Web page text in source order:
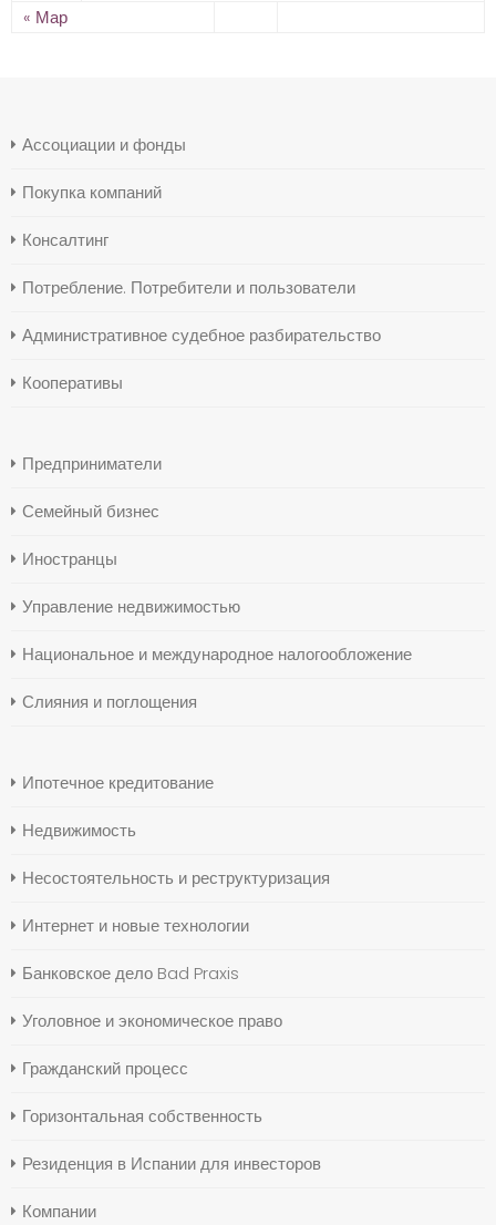
« Мар
Ассоциации и фонды
Покупка компаний
Консалтинг
Потребление. Потребители и пользователи
Административное судебное разбирательство
Кооперативы
Предприниматели
Семейный бизнес
Иностранцы
Управление недвижимостью
Национальное и международное налогообложение
Слияния и поглощения
Ипотечное кредитование
Недвижимость
Несостоятельность и реструктуризация
Интернет и новые технологии
Банковское дело Bad Praxis
Уголовное и экономическое право
Гражданский процесс
Горизонтальная собственность
Резиденция в Испании для инвесторов
Компании